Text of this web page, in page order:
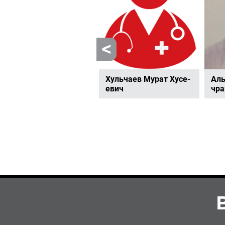
Хуль­ча­ев Мурат Ху­се­
е­вич